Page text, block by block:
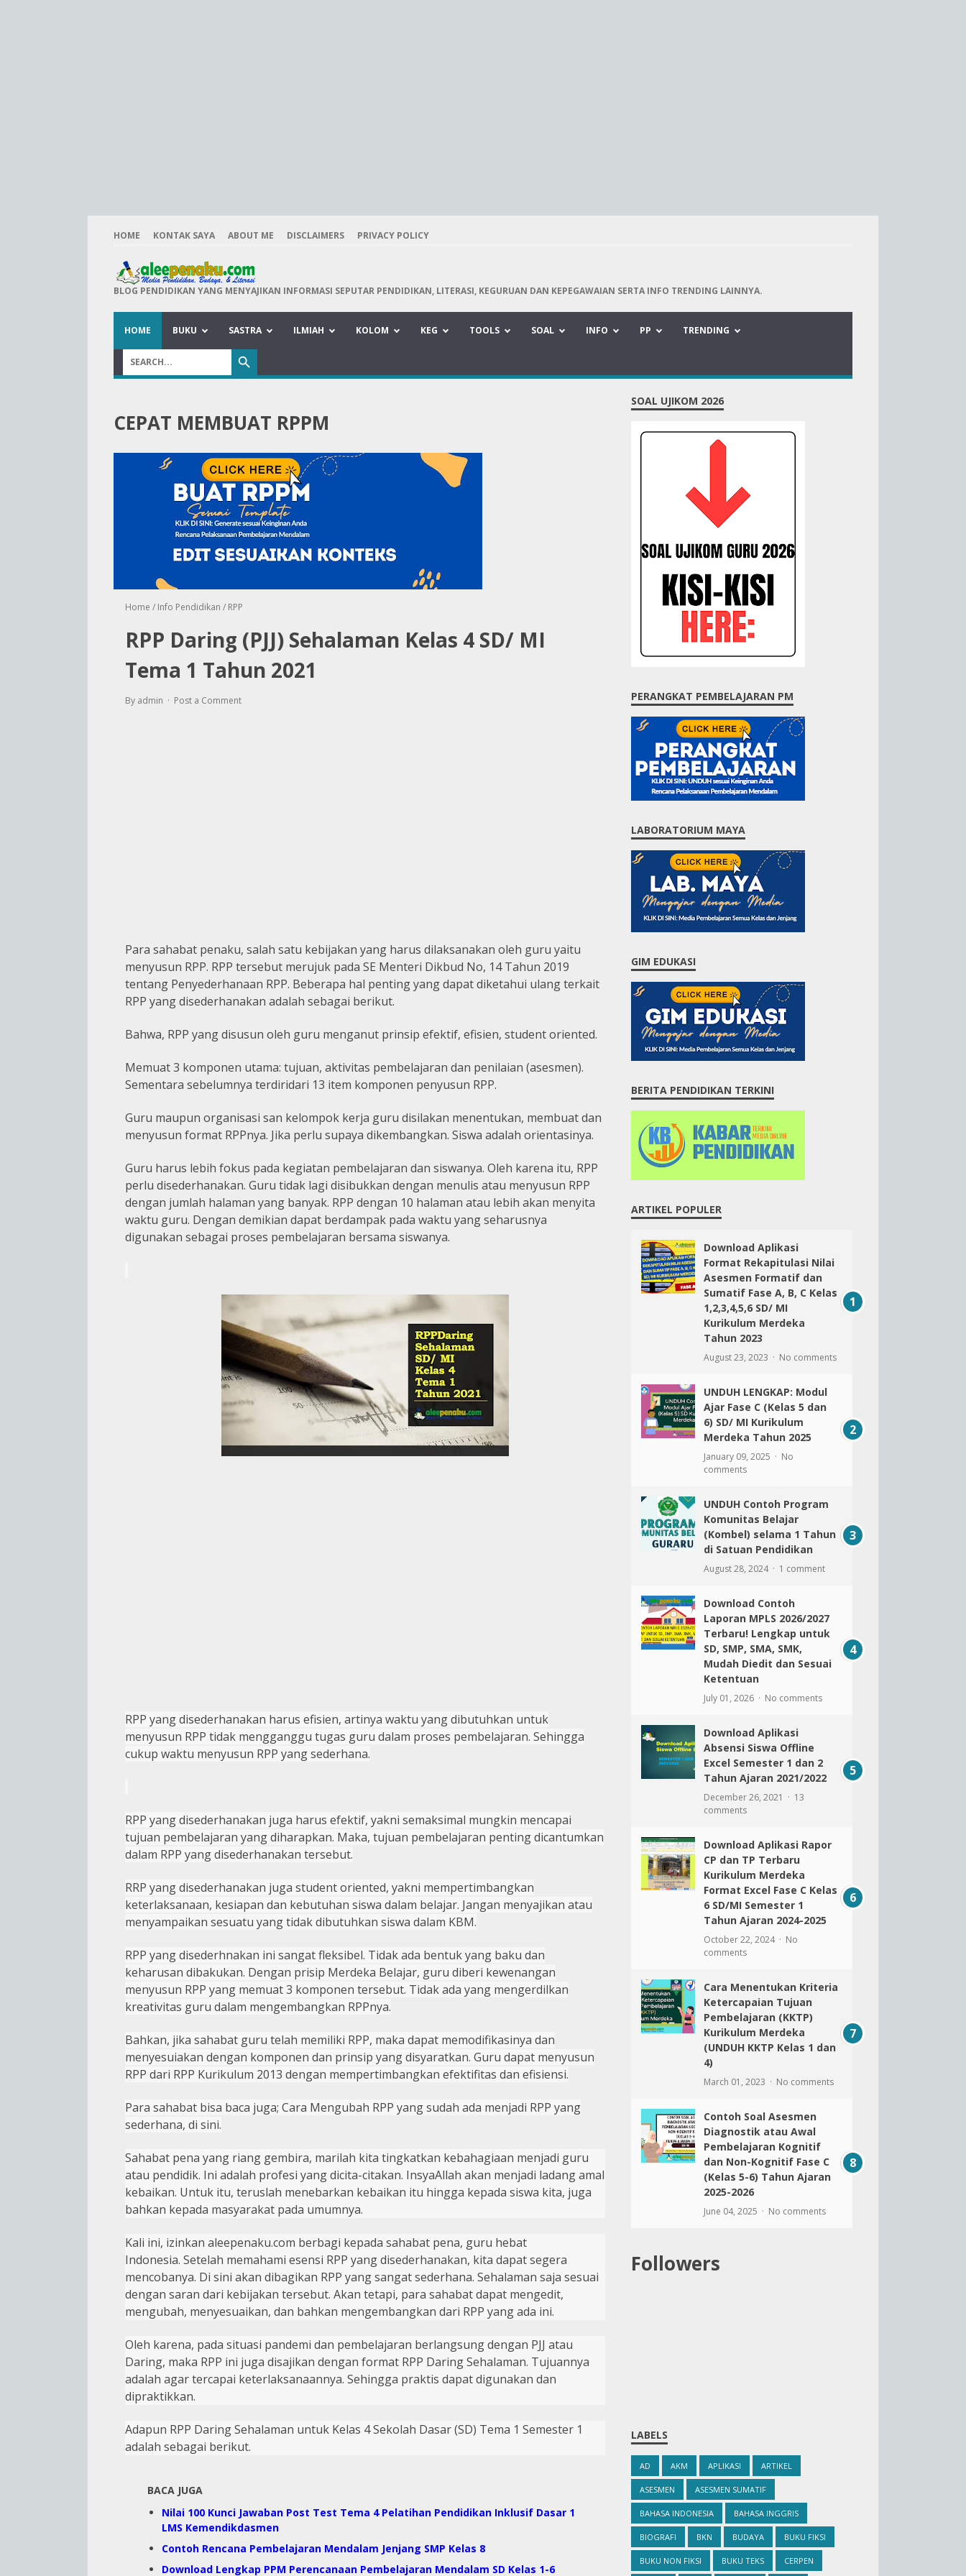
HOME KONTAK SAYA ABOUT ME DISCLAIMERS PRIVACY POLICY
BLOG PENDIDIKAN YANG MENYAJIKAN INFORMASI SEPUTAR PENDIDIKAN, LITERASI, KEGURUAN DAN KEPEGAWAIAN SERTA INFO TRENDING LAINNYA.
HOME BUKU SASTRA ILMIAH KOLOM KEG TOOLS SOAL INFO PP TRENDING
CEPAT MEMBUAT RPPM
Home / Info Pendidikan / RPP
RPP Daring (PJJ) Sehalaman Kelas 4 SD/ MI
Tema 1 Tahun 2021
By admin Post a Comment
Para sahabat penaku, salah satu kebijakan yang harus dilaksanakan oleh guru yaitu
menyusun RPP. RPP tersebut merujuk pada SE Menteri Dikbud No, 14 Tahun 2019
tentang Penyederhanaan RPP. Beberapa hal penting yang dapat diketahui ulang terkait
RPP yang disederhanakan adalah sebagai berikut.
Bahwa, RPP yang disusun oleh guru menganut prinsip efektif, efisien, student oriented.
Memuat 3 komponen utama: tujuan, aktivitas pembelajaran dan penilaian (asesmen).
Sementara sebelumnya terdiridari 13 item komponen penyusun RPP.
Guru maupun organisasi san kelompok kerja guru disilakan menentukan, membuat dan
menyusun format RPPnya. Jika perlu supaya dikembangkan. Siswa adalah orientasinya.
Guru harus lebih fokus pada kegiatan pembelajaran dan siswanya. Oleh karena itu, RPP
perlu disederhanakan. Guru tidak lagi disibukkan dengan menulis atau menyusun RPP
dengan jumlah halaman yang banyak. RPP dengan 10 halaman atau lebih akan menyita
waktu guru. Dengan demikian dapat berdampak pada waktu yang seharusnya
digunakan sebagai proses pembelajaran bersama siswanya.
RPP yang disederhanakan harus efisien, artinya waktu yang dibutuhkan untuk
menyusun RPP tidak mengganggu tugas guru dalam proses pembelajaran. Sehingga
cukup waktu menyusun RPP yang sederhana.
RPP yang disederhanakan juga harus efektif, yakni semaksimal mungkin mencapai
tujuan pembelajaran yang diharapkan. Maka, tujuan pembelajaran penting dicantumkan
dalam RPP yang disederhanakan tersebut.
RRP yang disederhanakan juga student oriented, yakni mempertimbangkan
keterlaksanaan, kesiapan dan kebutuhan siswa dalam belajar. Jangan menyajikan atau
menyampaikan sesuatu yang tidak dibutuhkan siswa dalam KBM.
RPP yang disederhnakan ini sangat fleksibel. Tidak ada bentuk yang baku dan
keharusan dibakukan. Dengan prisip Merdeka Belajar, guru diberi kewenangan
menyusun RPP yang memuat 3 komponen tersebut. Tidak ada yang mengerdilkan
kreativitas guru dalam mengembangkan RPPnya.
Bahkan, jika sahabat guru telah memiliki RPP, maka dapat memodifikasinya dan
menyesuiakan dengan komponen dan prinsip yang disyaratkan. Guru dapat menyusun
RPP dari RPP Kurikulum 2013 dengan mempertimbangkan efektifitas dan efisiensi.
Para sahabat bisa baca juga; Cara Mengubah RPP yang sudah ada menjadi RPP yang
sederhana, di sini.
Sahabat pena yang riang gembira, marilah kita tingkatkan kebahagiaan menjadi guru
atau pendidik. Ini adalah profesi yang dicita-citakan. InsyaAllah akan menjadi ladang amal
kebaikan. Untuk itu, teruslah menebarkan kebaikan itu hingga kepada siswa kita, juga
bahkan kepada masyarakat pada umumnya.
Kali ini, izinkan aleepenaku.com berbagi kepada sahabat pena, guru hebat
Indonesia. Setelah memahami esensi RPP yang disederhanakan, kita dapat segera
mencobanya. Di sini akan dibagikan RPP yang sangat sederhana. Sehalaman saja sesuai
dengan saran dari kebijakan tersebut. Akan tetapi, para sahabat dapat mengedit,
mengubah, menyesuaikan, dan bahkan mengembangkan dari RPP yang ada ini.
Oleh karena, pada situasi pandemi dan pembelajaran berlangsung dengan PJJ atau
Daring, maka RPP ini juga disajikan dengan format RPP Daring Sehalaman. Tujuannya
adalah agar tercapai keterlaksanaannya. Sehingga praktis dapat digunakan dan
dipraktikkan.
Adapun RPP Daring Sehalaman untuk Kelas 4 Sekolah Dasar (SD) Tema 1 Semester 1
adalah sebagai berikut.
BACA JUGA
Nilai 100 Kunci Jawaban Post Test Tema 4 Pelatihan Pendidikan Inklusif Dasar 1
LMS Kemendikdasmen
Contoh Rencana Pembelajaran Mendalam Jenjang SMP Kelas 8
Download Lengkap PPM Perencanaan Pembelajaran Mendalam SD Kelas 1-6
SOAL UJIKOM 2026
PERANGKAT PEMBELAJARAN PM
LABORATORIUM MAYA
GIM EDUKASI
BERITA PENDIDIKAN TERKINI
ARTIKEL POPULER
Download Aplikasi
Format Rekapitulasi Nilai
Asesmen Formatif dan
Sumatif Fase A, B, C Kelas
1,2,3,4,5,6 SD/ MI
Kurikulum Merdeka
Tahun 2023
August 23, 2023 No comments
UNDUH LENGKAP: Modul
Ajar Fase C (Kelas 5 dan
6) SD/ MI Kurikulum
Merdeka Tahun 2025
January 09, 2025
No
comments
UNDUH Contoh Program
Komunitas Belajar
(Kombel) selama 1 Tahun
di Satuan Pendidikan
August 28, 2024 1 comment
Download Contoh
Laporan MPLS 2026/2027
Terbaru! Lengkap untuk
SD, SMP, SMA, SMK,
Mudah Diedit dan Sesuai
Ketentuan
July 01, 2026 No comments
Download Aplikasi
Absensi Siswa Offline
Excel Semester 1 dan 2
Tahun Ajaran 2021/2022
December 26, 2021
13
comments
Download Aplikasi Rapor
CP dan TP Terbaru
Kurikulum Merdeka
Format Excel Fase C Kelas
6 SD/MI Semester 1
Tahun Ajaran 2024-2025
October 22, 2024
No
comments
Cara Menentukan Kriteria
Ketercapaian Tujuan
Pembelajaran (KKTP)
Kurikulum Merdeka
(UNDUH KKTP Kelas 1 dan
4)
March 01, 2023 No comments
Contoh Soal Asesmen
Diagnostik atau Awal
Pembelajaran Kognitif
dan Non-Kognitif Fase C
(Kelas 5-6) Tahun Ajaran
2025-2026
June 04, 2025 No comments
Followers
LABELS
AD AKM APLIKASI ARTIKEL
ASESMEN ASESMEN SUMATIF
BAHASA INDONESIA BAHASA INGGRIS
BIOGRAFI BKN BUDAYA BUKU FIKSI
BUKU NON FIKSI BUKU TEKS CERPEN